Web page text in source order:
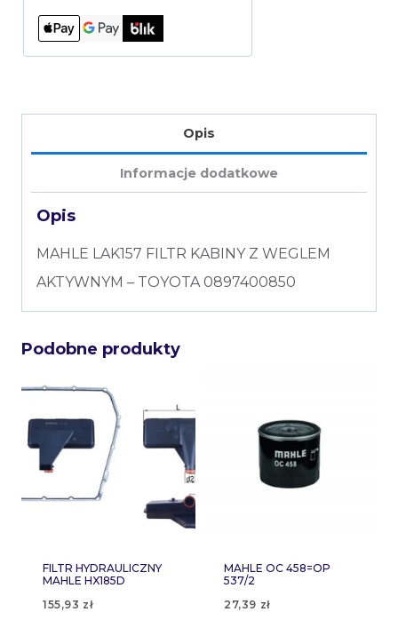
Opis
Informacje dodatkowe
Opis
MAHLE LAK157 FILTR KABINY Z WEGLEM
AKTYWNYM – TOYOTA 0897400850
Podobne produkty
FILTR HYDRAULICZNY
MAHLE HX185D
155,93 zł
MAHLE OC 458=OP
537/2
27,39 zł